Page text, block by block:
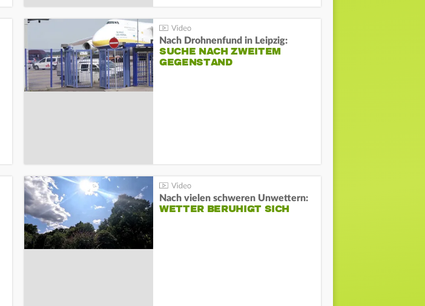
Nach Drohnenfund in Leipzig:
SUCHE NACH ZWEITEM
GEGENSTAND
Nach vielen schweren Unwettern:
WETTER BERUHIGT SICH